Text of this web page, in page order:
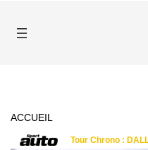
ACCUEIL